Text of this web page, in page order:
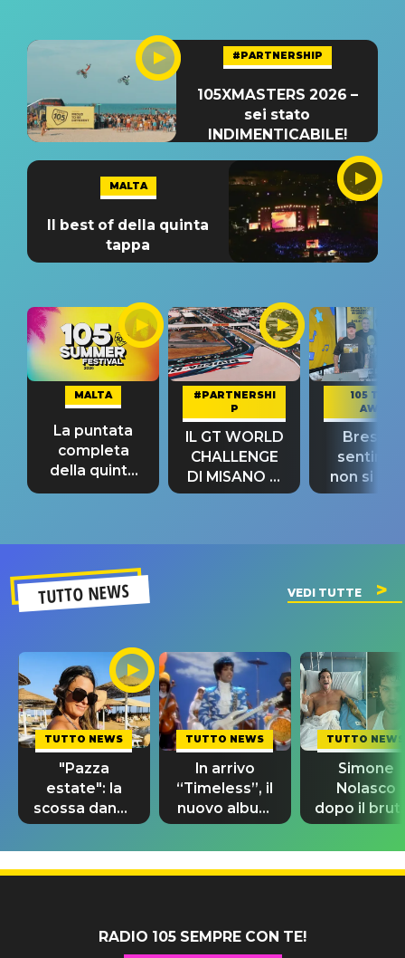
#PARTNERSHIP
105XMASTERS 2026 –
sei stato
INDIMENTICABILE!
MALTA
Il best of della quinta
tappa
MALTA
La puntata
completa
della quinta
tappa
#PARTNERSHI
P
IL GT WORLD
CHALLENGE
DI MISANO si
riconferma
105 TAKE
AWAY
Bresh:
non si
fino alla
TUTTO NEWS VEDI TUTTE
TUTTO NEWS
"Pazza
estate": la
scossa dance
di Sara
Tommasi
TUTTO NEWS
In arrivo
“Timeless”, il
nuovo album
di Prince con
10 brani
inediti
TUTTO NEWS
Simone
Nolasco
dopo il
incidente:
"Sono così
grato alla
RADIO 105 SEMPRE CON TE!